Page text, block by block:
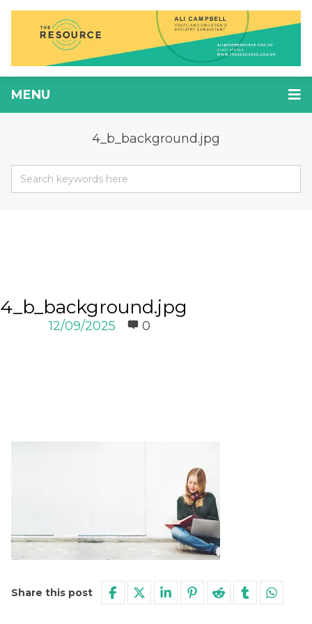
MENU
4_b_background.jpg
4_b_background.jpg
12/09/2025 0
Share this post